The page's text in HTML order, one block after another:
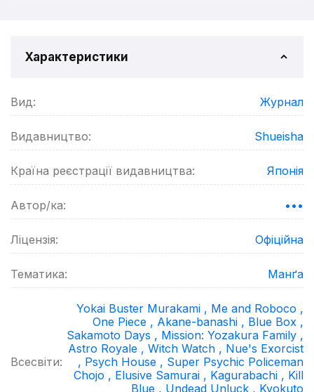
Характеристики
Вид: Журнал
Видавництво: Shueisha
Країна реєстрації видавництва: Японія
Автор/ка: •••
Ліцензія: Офіційна
Тематика: Манґа
Всесвіти:
Yokai Buster Murakami , Me and Roboco ,
One Piece , Akane-banashi , Blue Box ,
Sakamoto Days , Mission: Yozakura Family ,
Astro Royale , Witch Watch , Nue's Exorcist
, Psych House , Super Psychic Policeman
Chojo , Elusive Samurai , Kagurabachi , Kill
Blue , Undead Unluck , Kyokuto